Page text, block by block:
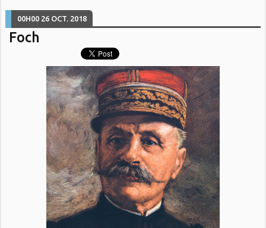
00H00 26 OCT. 2018
Foch